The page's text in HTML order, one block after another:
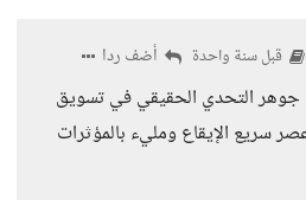
قبل سنة واحدة أضف ردا
التحدي الحقيقي في تسويق
سريع الإيقاع ومليء بالمؤثرات